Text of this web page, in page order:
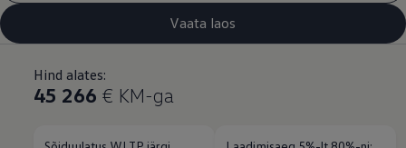
Vaata laos
Hind alates:
45 266 € KM-ga